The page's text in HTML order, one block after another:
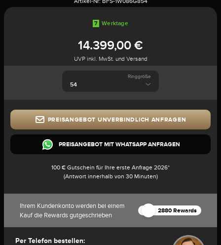
7 Werktage
14.399,00 €
UVP inkl. MwSt. und Versand
Ringgröße
PREISANGEBOT UNVERBINDLICH ANFRAGEN
PREISANGEBOT MIT WHATSAPP ANFRAGEN
100 € Gutschein für Ihre erste Anfrage 2026*
(Antwort innerhalb von 30 Minuten)
Ihrem Kundenkonto werden bei einem
Kauf die Rewards gutgeschrieben
2880 Rewards
Per Telefon bestellen: